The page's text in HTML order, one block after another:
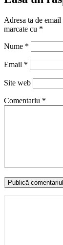
Adresa ta de
marcate cu *
Nume *
Email *
Site web
Comentariu *